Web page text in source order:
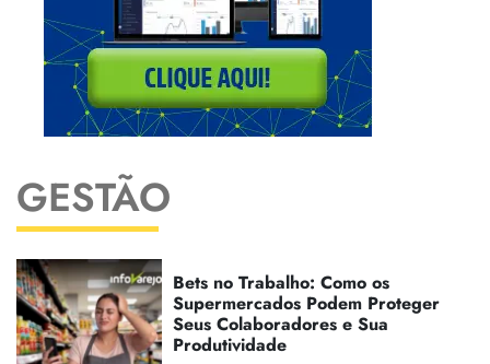
GESTÃO
Bets no Trabalho: Como os
Supermercados Podem Proteger
Seus Colaboradores e Sua
Produtividade